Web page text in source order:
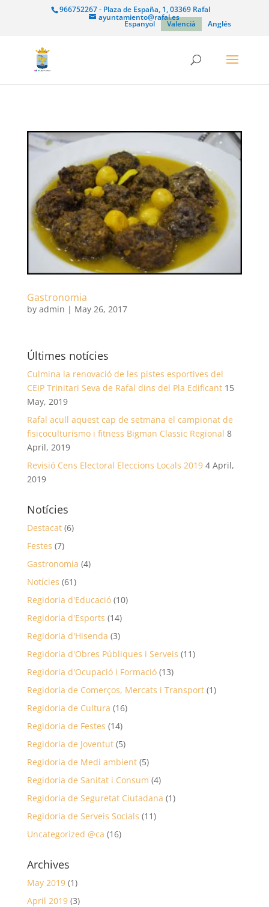
966752267 - Plaza de España, 1, 03369 Rafal
ayuntamiento@rafal.es
Espanyol Valencià Anglés
Gastronomia
by admin | May 26, 2017
Últimes notícies
Culmina la renovació de les pistes esportives del
CEIP Trinitari Seva de Rafal dins del Pla Edificant 15
May, 2019
Rafal acull aquest cap de setmana el campionat de
fisicoculturismo i fitness Bigman Classic Regional 8
April, 2019
Revisió Cens Electoral Eleccions Locals 2019 4 April,
2019
Notícies
Destacat(6)
Festes (7)
Gastronomia (4)
Notícies (61)
Regidoria d'Educació(10)
Regidoria d'Esports (14)
Regidoria d'Hisenda (3)
Regidoria d'Obres Públiques i Serveis (11)
Regidoria d'Ocupació i Formació(13)
Regidoria de Comerços, Mercats i Transport(1)
Regidoria de Cultura (16)
Regidoria de Festes (14)
Regidoria de Joventut(5)
Regidoria de Medi ambient(5)
Regidoria de Sanitat i Consum (4)
Regidoria de Seguretat Ciutadana (1)
Regidoria de Serveis Socials (11)
Uncategorized @ca (16)
Archives
May 2019(1)
April 2019(3)